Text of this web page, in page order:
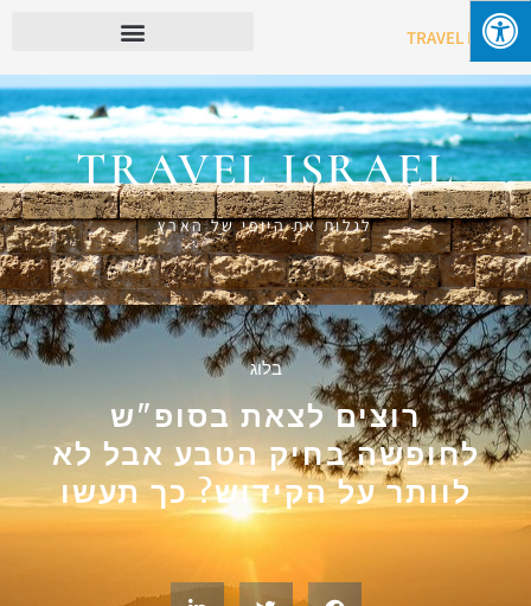
TRAVEL
TRAVEL ISRAEL
לגלות את היופי של הארץ
בלוג
רוצים לצאת בסופ"ש
לחופשה בחיק הטבע אבל לא
לוותר על הקידוש? כך תעשו